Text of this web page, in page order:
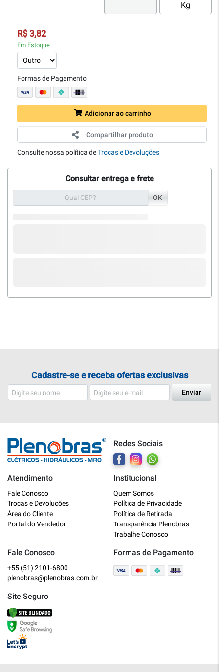
Kg
R$ 3,82
Em Estoque
Formas de Pagamento
Adicionar ao carrinho
Compartilhar produto
Consulte nossa política deTrocas e Devoluções
Consultar entrega e frete
OK
Cadastre-se e receba ofertas exclusivas
Enviar
Redes Sociais
Atendimento
Fale Conosco
Trocas e Devoluções
Área do Cliente
Portal do Vendedor
Institucional
Quem Somos
Política de Privacidade
Política de Retirada
Transparência Plenobras
Trabalhe Conosco
Fale Conosco
+55 (51) 2101-6800
plenobras@plenobras.com.br
Formas de Pagamento
Site Seguro
Online
Bem vindo a Plenobras! Aqui você
encontra toda a linha de materiais
O que você deseja?